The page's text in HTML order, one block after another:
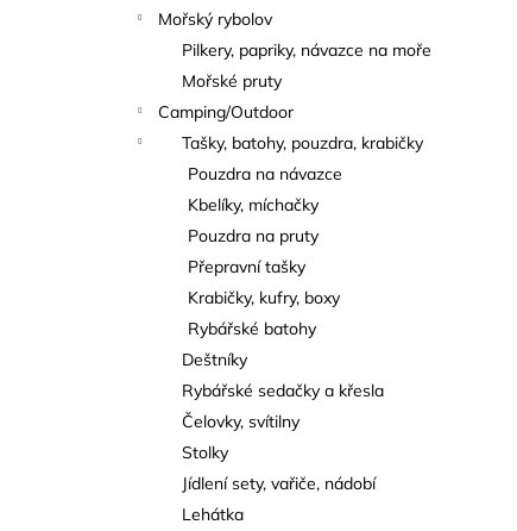
Mořský rybolov
Pilkery, papriky, návazce na moře
Mořské pruty
Camping/Outdoor
Tašky, batohy, pouzdra, krabičky
Pouzdra na návazce
Kbelíky, míchačky
Pouzdra na pruty
Přepravní tašky
Krabičky, kufry, boxy
Rybářské batohy
Deštníky
Rybářské sedačky a křesla
Čelovky, svítilny
Stolky
Jídlení sety, vařiče, nádobí
Lehátka